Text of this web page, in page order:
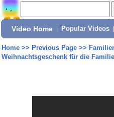
Video Home Popular Videos
Home>> Previous Page>>
Weihnachtsgeschenk für die Familie